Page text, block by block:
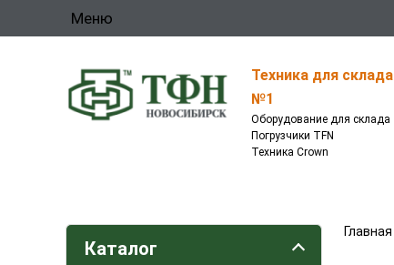
Меню
Техника для склада
№1
Оборудование для склада
Погрузчики TFN
Техника Crown
Каталог
Главная